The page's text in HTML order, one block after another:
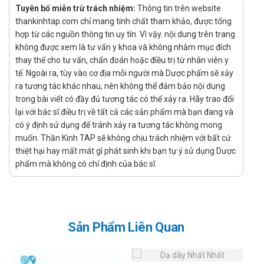
Liều điều trị tình trạng tăng tiết acid bệnh lý trong hội
chứng Zollinger - Ellison: Bắt đầu uống liều 80mg ngày/lần,
sau đó điều chỉnh theo đáp ứng của người bệnh, có thể
tăng liều đến 240mg/ngày. Nếu liều hàng ngày lớn hơn
80mg thì chia làm 2 lần/ngày.
Tương tác
Diazepam, phenytoin, nifedipin, theophylin, digoxin,
warfarin, thuốc tránh thai: Không có tương tác lâm sàng
đáng kể khi sử dụng đồng thời với pantoprazol.
Thuốc phụ thuộc pH dạ dày (ketoconazol, itraconazol):
Pantoprazol có thể làm giảm hấp thu các thuốc này, do đó
cần được sử dụng cách xa nhau để tránh giảm hiệu quả.
Thực phẩm chức năng: Một số thực phẩm chức năng có
thể ảnh hưởng đến hoạt động của pantoprazol, do đó
bệnh nhân nên báo cho bác sĩ danh sách các sản phẩm
Tuyên bố miễn trừ trách nhiệm: Thông tin trên website
thankinhtap.com chỉ mang tính chất tham khảo, được tổng
hợp từ các nguồn thông tin uy tín. Vì vậy. nội dung trên trang
không được xem là tư vấn y khoa và không nhằm mục đích
thay thế cho tư vấn, chẩn đoán hoặc điều trị từ nhân viên y
tế. Ngoài ra, tùy vào cơ địa mỗi người mà Dược phẩm sẽ xảy
ra tương tác khác nhau, nên không thể đảm bảo nội dung
trong bài viết có đầy đủ tương tác có thể xảy ra. Hãy trao đổi
lại với bác sĩ điều trị về tất cả các sản phẩm mà bạn đang và
có ý định sử dụng để tránh xảy ra tương tác không mong
muốn. Thần Kinh TAP sẽ không chịu trách nhiệm với bất cứ
thiệt hại hay mất mát gì phát sinh khi bạn tự ý sử dụng Dược
phẩm mà không có chỉ định của bác sĩ.
Sản Phẩm Liên Quan